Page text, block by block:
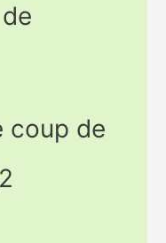
coup de